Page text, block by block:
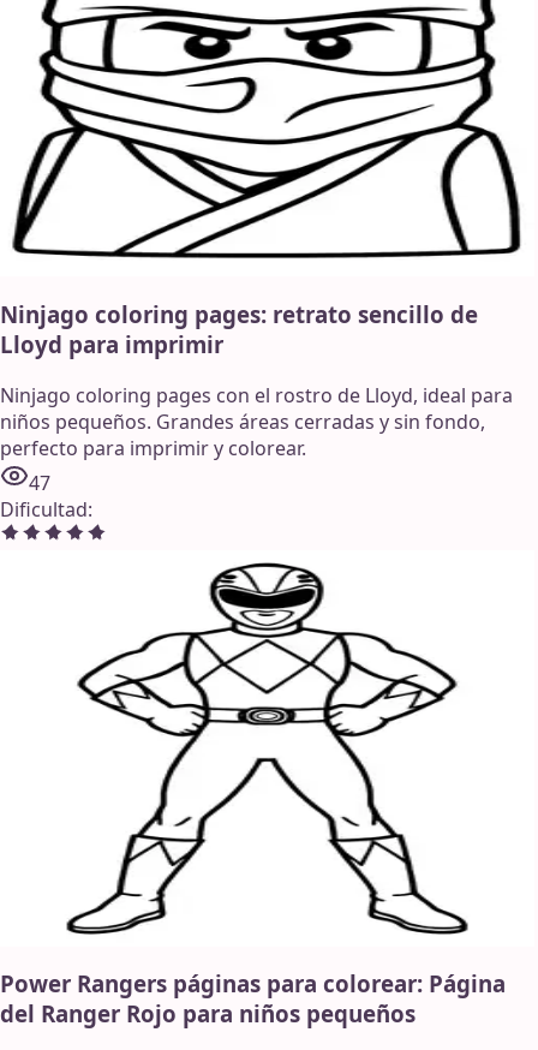
Ninjago coloring pages: retrato sencillo de
Lloyd para imprimir
Ninjago coloring pages con el rostro de Lloyd, ideal para
niños pequeños. Grandes áreas cerradas y sin fondo,
perfecto para imprimir y colorear.
47
Dificultad:
Power Rangers páginas para colorear: Página
del Ranger Rojo para niños pequeños